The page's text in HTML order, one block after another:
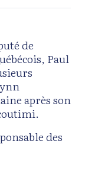
de
Paul
après son
des